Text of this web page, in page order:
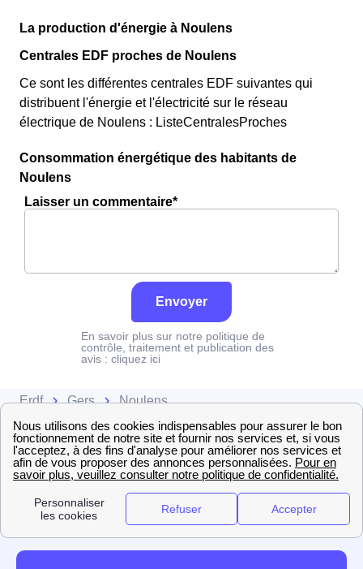
La production d'énergie à Noulens
Centrales EDF proches de Noulens
Ce sont les différentes centrales EDF suivantes qui
distribuent l'énergie et l'électricité sur le réseau
électrique de Noulens : ListeCentralesProches
Consommation énergétique des habitants de
Noulens
Laisser un commentaire*
Envoyer
En savoir plus sur notre politique de
contrôle, traitement et publication des
avis : cliquez ici
Erdf Gers Noulens